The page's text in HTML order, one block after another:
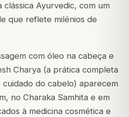
Ayurvedic, com um
que reflete milénios de
com óleo na cabeça e
Charya (a prática completa
cuidado do cabelo) aparecem
no Charaka Samhita e em
à medicina cosmética e